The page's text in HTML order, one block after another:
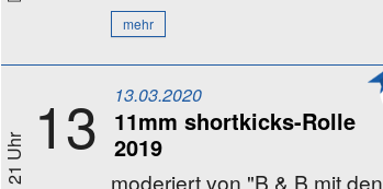
mehr
21 Uhr 13 13.03.2020
11mm shortkicks-Rolle
2019
moderiert von "B & B mit den